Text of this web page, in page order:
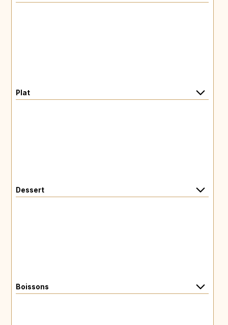
Plat
Dessert
Boissons